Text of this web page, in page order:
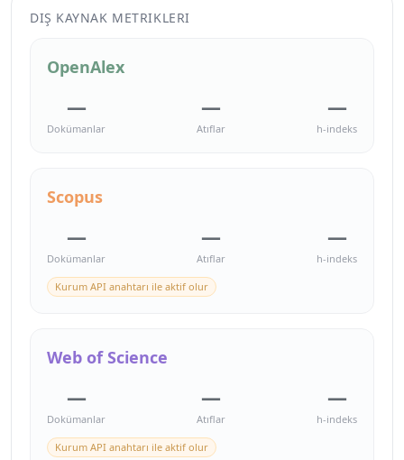
DIŞ KAYNAK METRIKLERI
OpenAlex
—
Dokümanlar
—
Atıflar
—
h-indeks
Scopus
—
Dokümanlar
—
Atıflar
—
h-indeks
Kurum API anahtarı ile aktif olur
Web of Science
—
Dokümanlar
—
Atıflar
—
h-indeks
Kurum API anahtarı ile aktif olur